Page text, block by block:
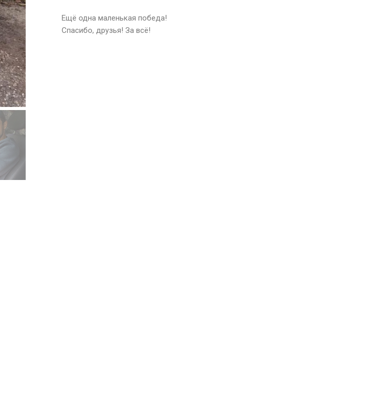
Ещё одна маленькая победа!
Спасибо, друзья! За всё!